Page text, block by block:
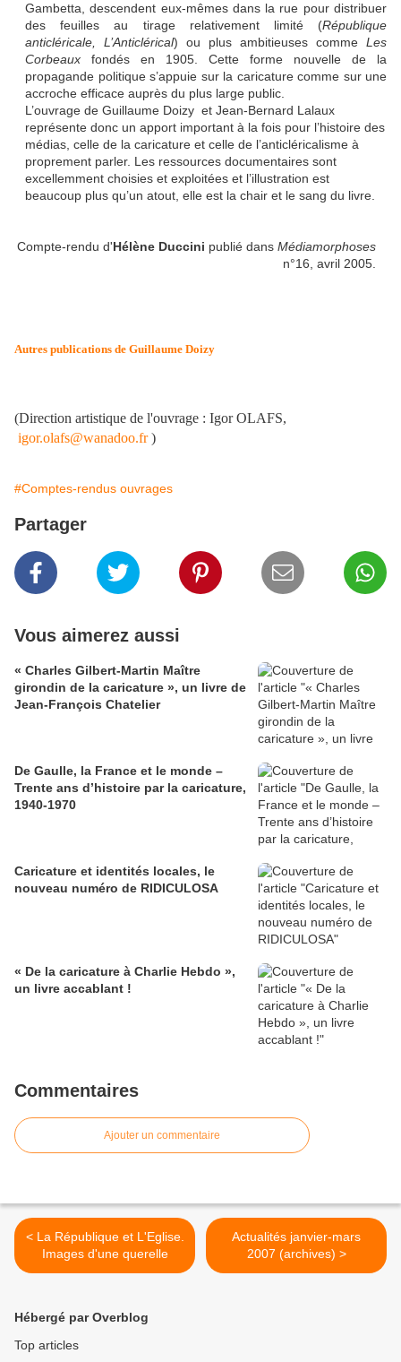
Gambetta, descendent eux-mêmes dans la rue pour distribuer
des feuilles au tirage relativement limité (République
anticléricale, L’Anticlérical) ou plus ambitieuses comme Les
Corbeaux fondés en 1905. Cette forme nouvelle de la
propagande politique s’appuie sur la caricature comme sur une
accroche efficace auprès du plus large public.
L’ouvrage de Guillaume Doizy et Jean-Bernard Lalaux
représente donc un apport important à la fois pour l’histoire des
médias, celle de la caricature et celle de l’anticléricalisme à
proprement parler. Les ressources documentaires sont
excellemment choisies et exploitées et l’illustration est
beaucoup plus qu’un atout, elle est la chair et le sang du livre.
Compte-rendu d'Hélène Duccini publié dans Médiamorphoses
n°16, avril 2005.
Autres publications de Guillaume Doizy
(Direction artistique de l'ouvrage : Igor OLAFS,
igor.olafs@wanadoo.fr)
#Comptes-rendus ouvrages
Partager
Vous aimerez aussi
« Charles Gilbert-Martin Maître
girondin de la caricature », un livre de
Jean-François Chatelier
De Gaulle, la France et le monde –
Trente ans d’histoire par la caricature,
1940-1970
Caricature et identités locales, le
nouveau numéro de RIDICULOSA
« De la caricature à Charlie Hebdo »,
un livre accablant !
Commentaires
Ajouter un commentaire
< La République et L'Eglise.
Images d'une querelle
Actualités janvier-mars
2007 (archives) >
Hébergé par Overblog
Top articles